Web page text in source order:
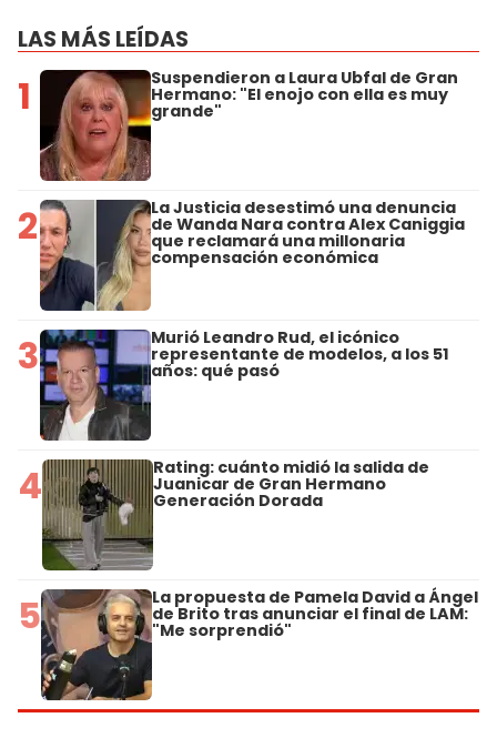
LAS MÁS LEÍDAS
1 Suspendieron a Laura Ubfal de Gran
Hermano: "El enojo con ella es muy
grande"
2 La Justicia desestimó una denuncia
de Wanda Nara contra Alex Caniggia
que reclamará una millonaria
compensación económica
3 Murió Leandro Rud, el icónico
representante de modelos, a los 51
años: qué pasó
4 Rating: cuánto midió la salida de
Juanicar de Gran Hermano
Generación Dorada
5 La propuesta de Pamela David a Ángel
de Brito tras anunciar el final de LAM:
"Me sorprendió"